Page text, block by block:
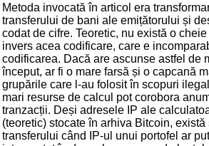
Metoda invocată în articol era
transferului de bani ale emițătorului și
codat de cifre. Teoretic, nu există o
invers acea codificare, care e
codificarea. Dacă are ascunse astfel de
început, ar fi o mare farsă și o capcană
grupările care l-au folosit în scopuri
mari resurse de calcul pot corobora
tranzacții. Deși adresele IP ale
(teoretic) stocate în arhiva Bitcoin, există
transferului când IP-ul unui portofel ar